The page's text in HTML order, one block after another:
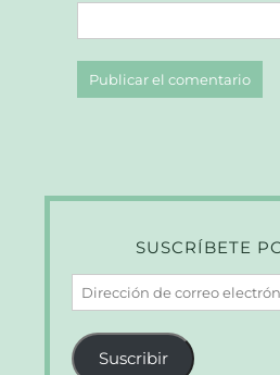
SUSCRÍBETE
Dirección
de
correo
electrónico
Suscribir